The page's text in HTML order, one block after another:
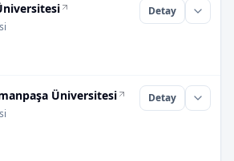
Detay
Üniversitesi Detay